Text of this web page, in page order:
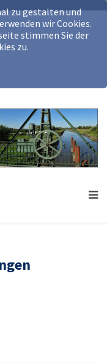
zu gestalten und
wir Cookies.
stimmen Sie der
zu.